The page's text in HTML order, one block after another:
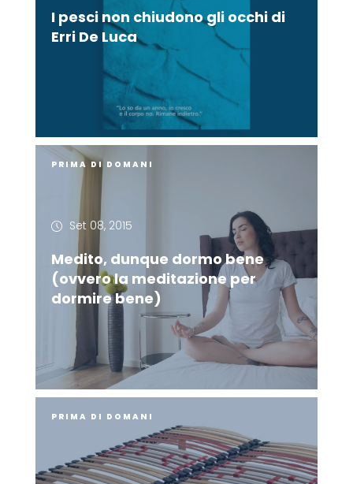
I pesci non chiudono gli occhi di
Erri De Luca
PRIMA DI DOMANI
Set 08, 2015
Medito, dunque dormo bene
(ovvero la meditazione per
dormire bene)
PRIMA DI DOMANI